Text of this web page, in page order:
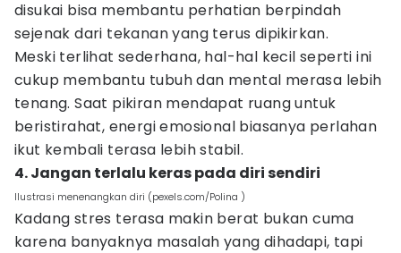
disukai bisa membantu perhatian berpindah
sejenak dari tekanan yang terus dipikirkan.
Meski terlihat sederhana, hal-hal kecil seperti ini
cukup membantu tubuh dan mental merasa lebih
tenang. Saat pikiran mendapat ruang untuk
beristirahat, energi emosional biasanya perlahan
ikut kembali terasa lebih stabil.
4. Jangan terlalu keras pada diri sendiri
Ilustrasi menenangkan diri (pexels.com/Polina )
Kadang stres terasa makin berat bukan cuma
karena banyaknya masalah yang dihadapi, tapi